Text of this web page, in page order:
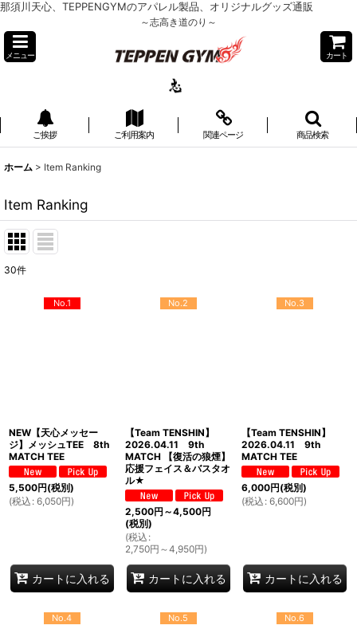
那須川天心、TEPPENGYMのアパレル製品、オリジナルグッズ通販
～志高き道のり～
メニュー カート
ご挨拶 ご利用案内 関連ページ 商品検索
ホーム > Item Ranking
Item Ranking
30件
No.1
NEW【天心メッセー
ジ】メッシュTEE 8th
MATCH TEE
5,500円(税別)
(税込 : 6,050円)
カートに入れる
No.2
【Team TENSHIN】
2026.04.11 9th
MATCH 【復活の狼煙】
応援フェイス＆バスタオ
ル★
2,500円 ～4,500円
(税別)
(税込 :
2,750円 ～4,950円)
カートに入れる
No.3
【Team TENSHIN】
2026.04.11 9th
MATCH TEE
6,000円(税別)
(税込 : 6,600円)
カートに入れる
No.4 No.5 No.6